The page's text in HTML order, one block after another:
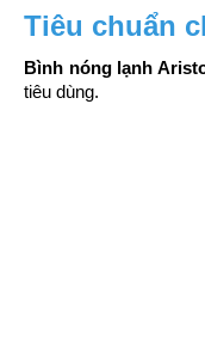
Tiêu chuẩn
Bình nóng lạnh
tiêu dùng.